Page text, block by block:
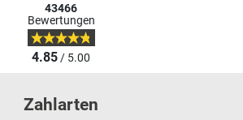
43466
Bewertungen
4.85/ 5.00
Zahlarten